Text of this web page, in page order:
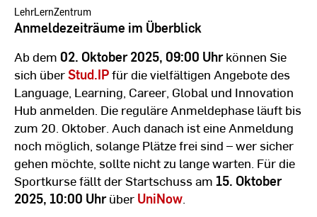
LehrLernZentrum
Anmeldezeiträume im Überblick
Ab dem 02. Oktober 2025, 09:00 Uhrkönnen Sie
sich überStud.IPfür die vielfältigen Angebote des
Language, Learning, Career, Global und Innovation
Hub anmelden. Die reguläre Anmeldephase läuft bis
zum 20. Oktober. Auch danach ist eine Anmeldung
noch möglich, solange Plätze frei sind – wer sicher
gehen möchte, sollte nicht zu lange warten. Für die
Sportkurse fällt der Startschuss am 15. Oktober
2025, 10:00 Uhrüber UniNow